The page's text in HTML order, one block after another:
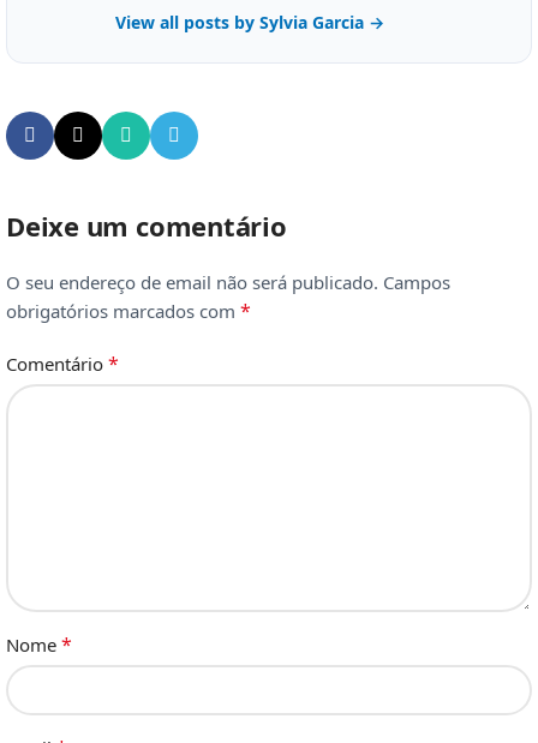
View all posts by Sylvia Garcia →
Deixe um comentário
O seu endereço de email não será publicado. Campos
obrigatórios marcados com *
Comentário *
Nome *